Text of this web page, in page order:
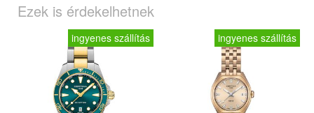
Ezek is érdekelhetnek
ingyenes szállítás ingyenes szállítás